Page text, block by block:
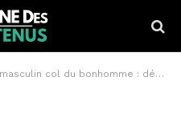
col du bonhomme : découvrez la mode homme